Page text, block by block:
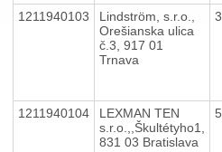
1211940103
Lindström, s.r.o.,
Orešianska ulica
č.3, 917 01
Trnava
1211940104
LEXMAN TEN
s.r.o.,,Škultétyho1,
831 03 Bratislava